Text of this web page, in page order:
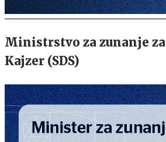
Ministrstvo za zunanje
Kajzer (SDS)